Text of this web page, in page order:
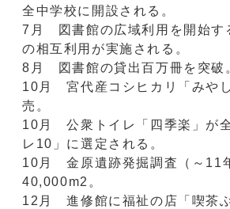
全中学校に開設される。
7月 図書館の広域利用を開始す
の相互利用が実施される。
8月 図書館の貸出百万冊を突破
10月 宮代産コシヒカリ「みや
売。
10月 公衆トイレ「四季楽」が
レ10」に選定される。
10月 金原遺跡発掘調査（～11
40,000m2。
12月 進修館に福祉の店「喫茶